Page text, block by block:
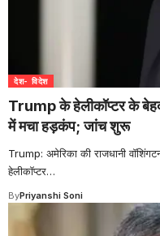
देश- विदेश
Trump के हेलीकॉप्टर के
में मचा हड़कंप; जांच शुरू
Trump: अमेरिका की राजधानी
हेलीकॉप्टर…
ByPriyanshi Soni